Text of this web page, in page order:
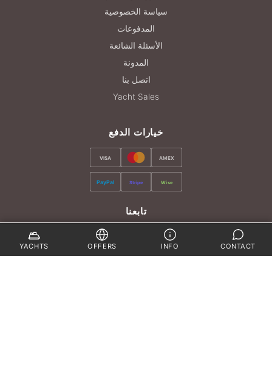
سياسة الخصوصية
المدفوعات
الأسئلة الشائعة
المدونة
اتصل بنا
Yacht Sales
خيارات الدفع
VISA AMEX
PayPal Stripe Wise
تابعنا
YACHTS OFFERS INFO CONTACT